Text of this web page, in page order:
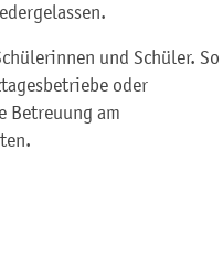
und Schüler. So
oder
Betreuung am